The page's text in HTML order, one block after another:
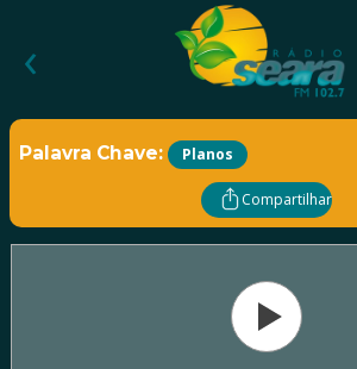
‹
Palavra Chave: Planos
Compartilhar